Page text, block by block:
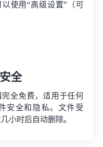
使用“高级设置”（可
全
全免费，适用于任何
安全和隐私。文件受
小时后自动删除。